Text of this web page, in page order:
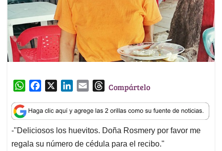
W
a
t
s
A
c
e
b
o
n
k
e
d
a
i
l
T
r
e
a
d
Compártelo
-"Deliciosos los huevitos. Doña Rosmery por favor me
regala su número de cédula para el recibo."